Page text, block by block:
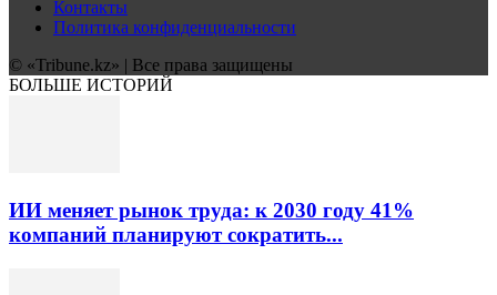
Контакты
Политика конфиденциальности
© «Tribune.kz» | Все права защищены
БОЛЬШЕ ИСТОРИЙ
ИИ меняет рынок труда: к 2030 году 41%
компаний планируют сократить...